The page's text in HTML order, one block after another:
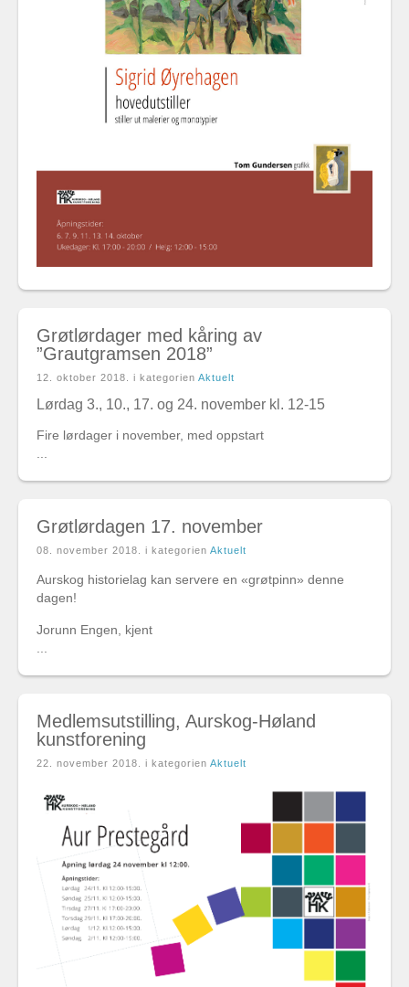
Grøtlørdager med kåring av
”Grautgramsen 2018”
12. oktober 2018 . i kategorien Aktuelt
Lørdag 3., 10., 17. og 24. november kl. 12-15
Fire lørdager i november, med oppstart
...
Grøtlørdagen 17. november
08. november 2018 . i kategorien Aktuelt
Aurskog historielag kan servere en «grøtpinn» denne
dagen!
Jorunn Engen, kjent
...
Medlemsutstilling, Aurskog-Høland
kunstforening
22. november 2018 . i kategorien Aktuelt